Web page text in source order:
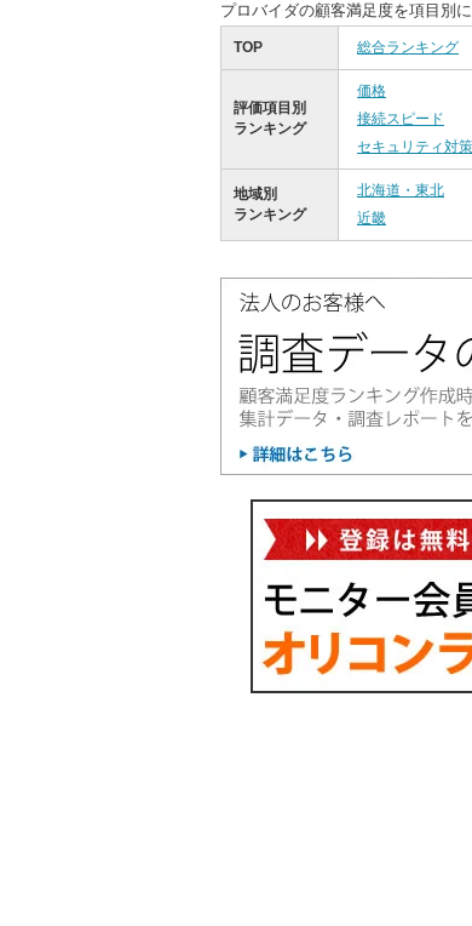
プロバイダの顧客満足度を項目別
TOP 総合ランキング
評価項目別
ランキング
価格
接続スピード
セキュリティ対策
地域別
ランキング
北海道・東北
近畿